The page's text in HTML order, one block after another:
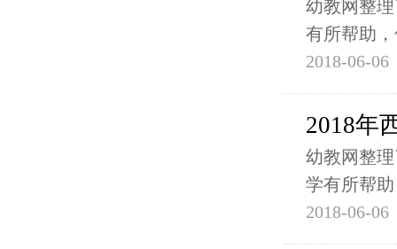
幼教网整
有所帮助
2018-06-06
2018年
幼教网整
学有所帮
2018-06-06